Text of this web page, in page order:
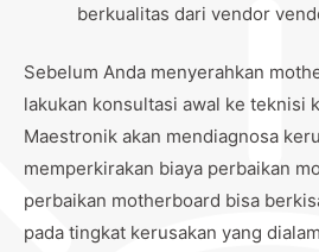
berkualitas dari vendor
Sebelum Anda menyerahkan
lakukan konsultasi awal ke teknisi
Maestronik akan mendiagnosa
memperkirakan biaya perbaikan
perbaikan motherboard bisa
pada tingkat kerusakan yang